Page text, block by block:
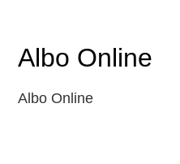
Albo Online
Albo Online